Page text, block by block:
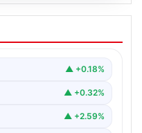
Hür Ağbaba
▲ +0.18%
▲ +0.32%
▲ +2.59%